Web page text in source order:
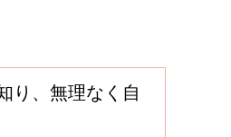
り、無理なく自